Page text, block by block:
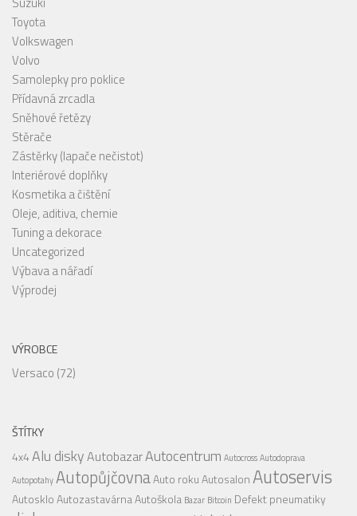
Toyota
Volkswagen
Volvo
Samolepky pro poklice
Přídavná zrcadla
Sněhové řetězy
Stěrače
Zástěrky (lapače nečistot)
Interiérové doplňky
Kosmetika a čištění
Oleje, aditiva, chemie
Tuning a dekorace
Uncategorized
Výbava a nářadí
Výprodej
VÝROBCE
Versaco (72)
ŠTÍTKY
4x4Alu diskyAutobazarAutocentrum AutocrossAutodoprava
AutopotahyAutopůjčovnaAuto rokuAutosalonAutoservis
AutoskloAutozastavárnaAutoškola Bazar Bitcoin Defekt pneumatiky